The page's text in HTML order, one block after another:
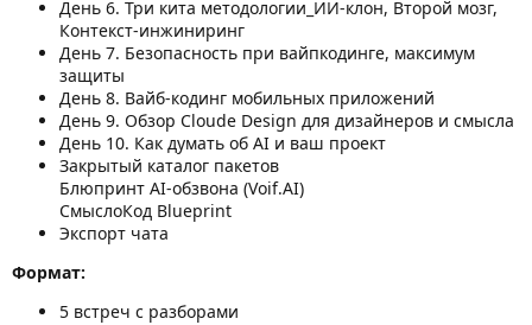
День 6. Три кита методологии_ИИ-клон, Второй мозг,
Контекст-инжиниринг
День 7. Безопасность при вайпкодинге, максимум
защиты
День 8. Вайб-кодинг мобильных приложений
День 9. Обзор Cloude Design для дизайнеров и смысла
День 10. Как думать об AI и ваш проект
Закрытый каталог пакетов
Блюпринт AI-обзвона (Voif.AI)
СмыслоКод Blueprint
Экспорт чата
Формат:
5 встреч с разборами